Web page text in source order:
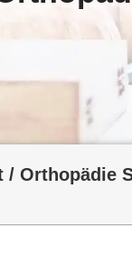
/ Orthopädie